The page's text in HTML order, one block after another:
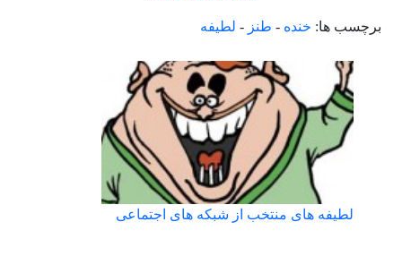
برچسب ها: خنده - طنز - لطیفه
لطیفه های منتخب از شبکه های اجتماعی